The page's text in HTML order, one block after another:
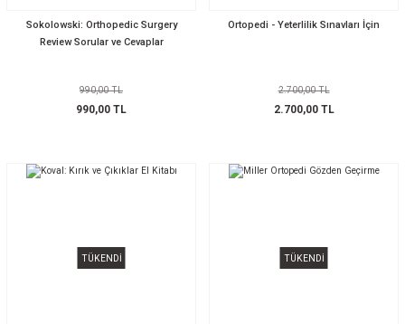
Sokolowski: Orthopedic Surgery
Review Sorular ve Cevaplar
990,00 TL
990,00 TL
Ortopedi - Yeterlilik Sınavları İçin
2.700,00 TL
2.700,00 TL
TÜKENDİ TÜKENDİ